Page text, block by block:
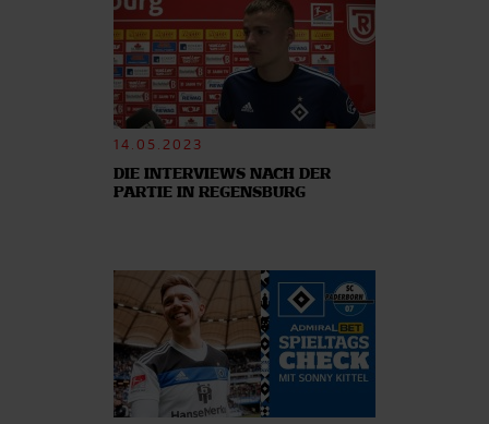
14.05.2023
DIE INTERVIEWS NACH DER
PARTIE IN REGENSBURG